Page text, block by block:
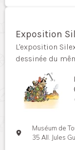
Exposition
L'exposition
dessinée du
Muséum de
35 All. Jules